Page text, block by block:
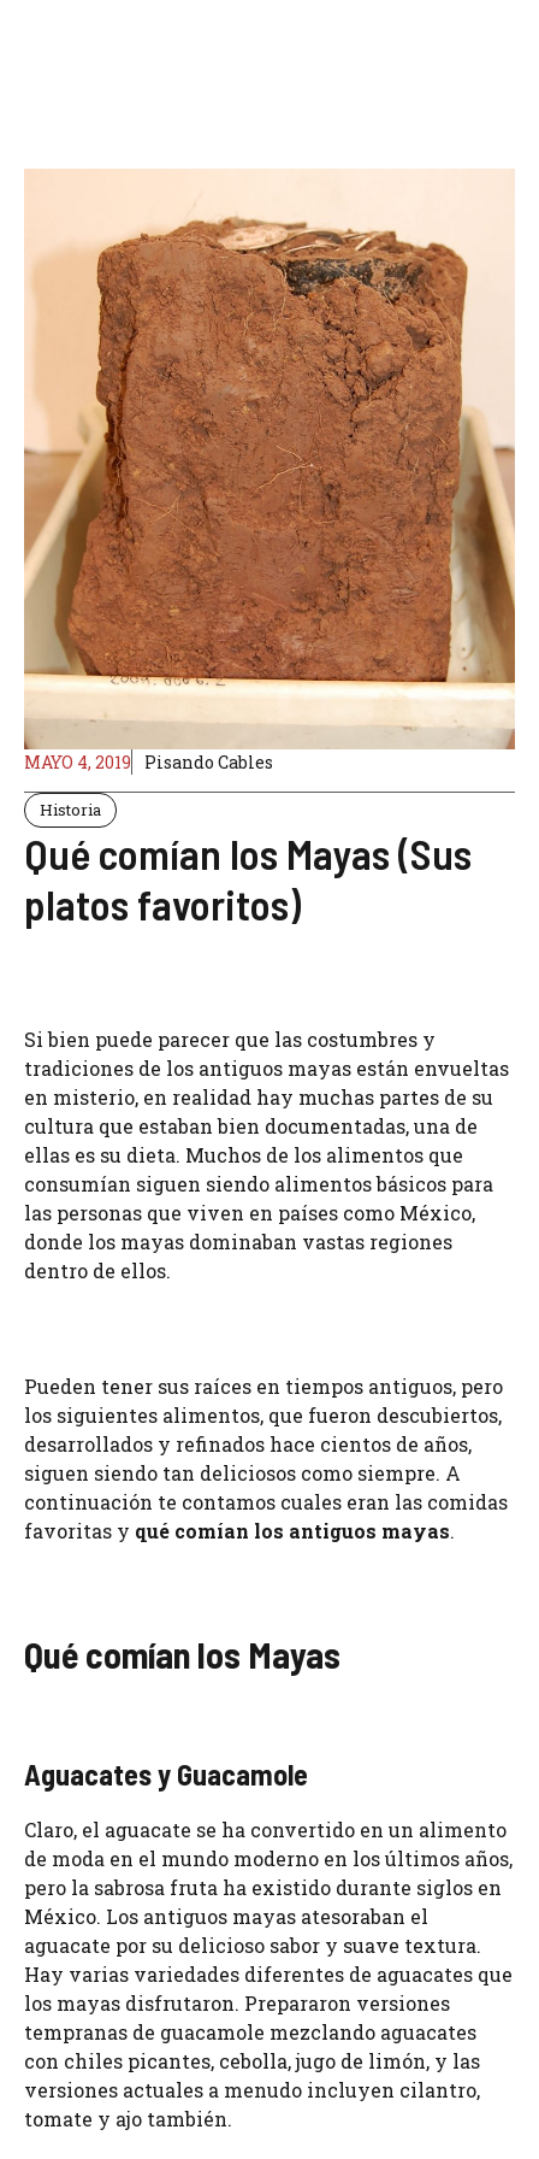
MAYO 4, 2019 Pisando Cables
Historia
Qué comían los Mayas (Sus
platos favoritos)
Si bien puede parecer que las costumbres y
tradiciones de los antiguos mayas están envueltas
en misterio, en realidad hay muchas partes de su
cultura que estaban bien documentadas, una de
ellas es su dieta. Muchos de los alimentos que
consumían siguen siendo alimentos básicos para
las personas que viven en países como México,
donde los mayas dominaban vastas regiones
dentro de ellos.
Pueden tener sus raíces en tiempos antiguos, pero
los siguientes alimentos, que fueron descubiertos,
desarrollados y refinados hace cientos de años,
siguen siendo tan deliciosos como siempre. A
continuación te contamos cuales eran las comidas
favoritas y qué comían los antiguos mayas.
Qué comían los Mayas
Aguacates y Guacamole
Claro, el aguacate se ha convertido en un alimento
de moda en el mundo moderno en los últimos años,
pero la sabrosa fruta ha existido durante siglos en
México. Los antiguos mayas atesoraban el
aguacate por su delicioso sabor y suave textura.
Hay varias variedades diferentes de aguacates que
los mayas disfrutaron. Prepararon versiones
tempranas de guacamole mezclando aguacates
con chiles picantes, cebolla, jugo de limón, y las
versiones actuales a menudo incluyen cilantro,
tomate y ajo también.